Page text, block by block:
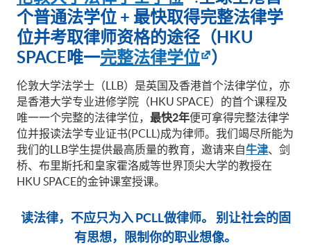
个普通法学位 + 最快取得完整法律学
位并考取律师资格的途径（HKU
SPACE唯一完整法律学位 ）
伦敦大学法学士（LLB）是英国及香港首个法律学位，亦
是香港大学专业进修学院（HKU SPACE）的首个课程及
唯一一个完整的法律学位， 最快2年便可拿得完整法律学
位并报读法学专业证书(PCLL)成为律师。我们竭尽所能为
我们的LLB学生提供最高质量的教育，邀请来自牛津、剑
桥、布里斯托和皇家霍洛威等世界顶尖大学的教授在
HKU SPACE的金钟课室授课。
读法律，不应只为入 PCLL做律师。
别让社会的固
有思想，限制你的职业想像。